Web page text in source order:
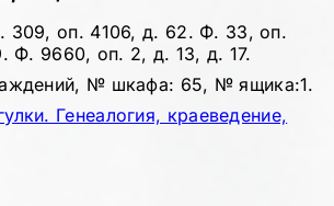
оп. 4106, д. 62. Ф. 33, оп.
Ф. 9660, оп. 2, д. 13, д. 17.
№ шкафа: 65, № ящика:1.
Генеалогия, краеведение,